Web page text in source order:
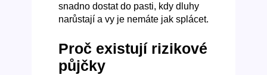
snadno dostat do pasti, kdy dluhy
narůstají a vy je nemáte jak splácet.
Proč existují rizikové
půjčky